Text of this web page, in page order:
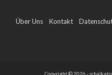
Über Uns Kontakt
Copyright © 2026 -